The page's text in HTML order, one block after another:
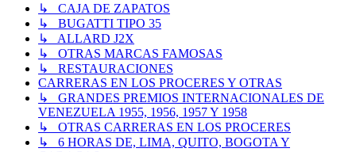
↳ CAJA DE ZAPATOS
↳ BUGATTI TIPO 35
↳ ALLARD J2X
↳ OTRAS MARCAS FAMOSAS
↳ RESTAURACIONES
CARRERAS EN LOS PROCERES Y OTRAS
↳ GRANDES PREMIOS INTERNACIONALES DE
VENEZUELA 1955, 1956, 1957 Y 1958
↳ OTRAS CARRERAS EN LOS PROCERES
↳ 6 HORAS DE, LIMA, QUITO, BOGOTA Y